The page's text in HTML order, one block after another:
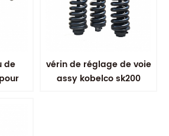
de
vérin de réglage de voie
assy kobelco sk200